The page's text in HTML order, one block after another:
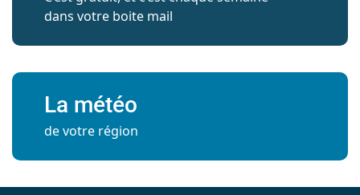
dans votre boite mail
La météo
de votre région